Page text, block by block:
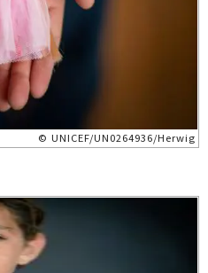
© UNICEF/UN0264936/Herwig